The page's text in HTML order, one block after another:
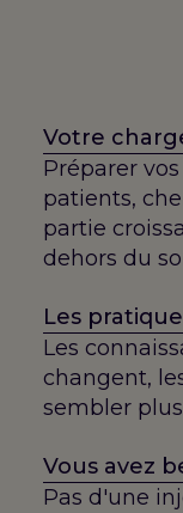
Votre
Préparer
patients,
partie
dehors du
Les
Les
changent,
sembler
Vous avez
Pas d'une